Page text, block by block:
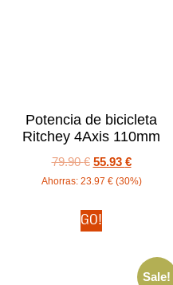
Potencia de bicicleta
Ritchey 4Axis 110mm
79.90€ 55.93 €
Ahorras: 23.97 € (30%)
GO!
Sale!